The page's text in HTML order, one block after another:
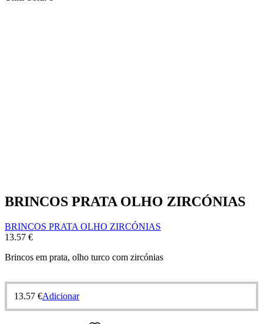
BRINCOS PRATA OLHO ZIRCÓNIAS
BRINCOS PRATA OLHO ZIRCÓNIAS
13.57 €
Brincos em prata, olho turco com zircónias
13.57 €Adicionar